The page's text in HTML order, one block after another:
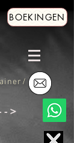
BOEKINGEN
>